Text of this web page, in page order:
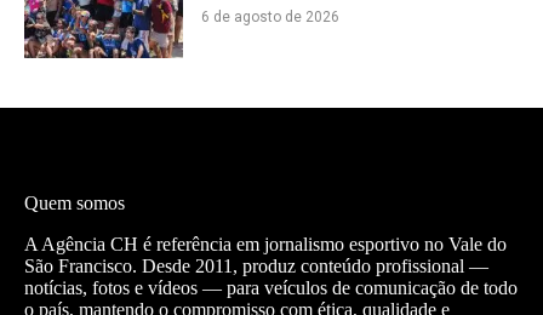
6 de agosto de 2026
Quem somos
A Agência CH é referência em jornalismo esportivo no Vale do
São Francisco. Desde 2011, produz conteúdo profissional —
notícias, fotos e vídeos — para veículos de comunicação de todo
o país, mantendo o compromisso com ética, qualidade e